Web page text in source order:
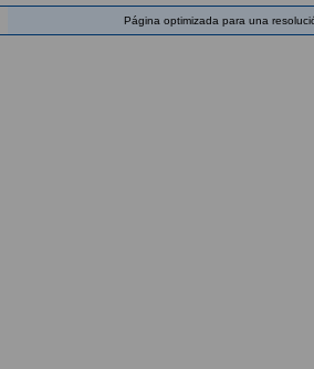
Página optimizada para una